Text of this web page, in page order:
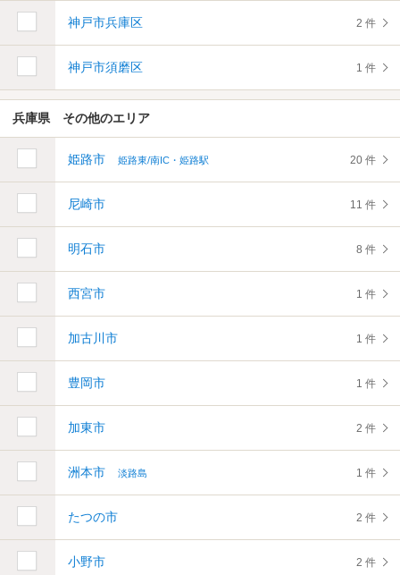
神戸市兵庫区 2 件
神戸市須磨区 1 件
兵庫県 その他のエリア
姫路市 姫路東/南IC・姫路駅 20 件
尼崎市 11 件
明石市 8 件
西宮市 1 件
加古川市 1 件
豊岡市 1 件
加東市 2 件
洲本市 淡路島 1 件
たつの市 2 件
小野市 2 件